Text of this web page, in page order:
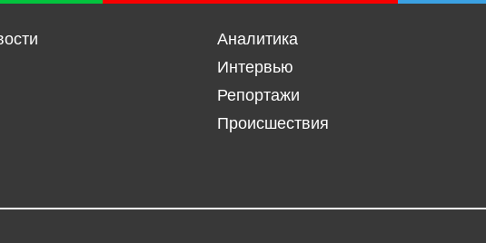
Аналитика
Интервью
Репортажи
Происшествия